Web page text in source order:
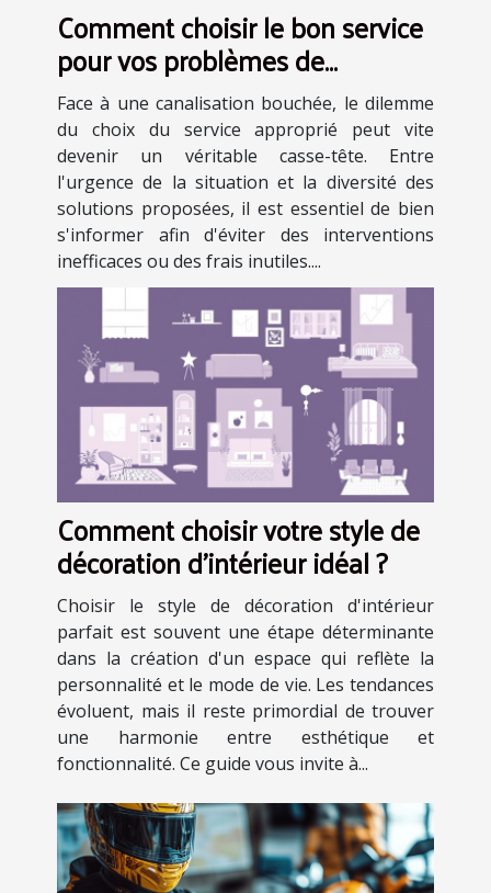
Comment choisir le bon service
pour vos problèmes de
canalisations obstruées ?
Face à une canalisation bouchée, le dilemme
du choix du service approprié peut vite
devenir un véritable casse-tête. Entre
l'urgence de la situation et la diversité des
solutions proposées, il est essentiel de bien
s'informer afin d'éviter des interventions
inefficaces ou des frais inutiles....
Comment choisir votre style de
décoration d'intérieur idéal ?
Choisir le style de décoration d'intérieur
parfait est souvent une étape déterminante
dans la création d'un espace qui reflète la
personnalité et le mode de vie. Les tendances
évoluent, mais il reste primordial de trouver
une harmonie entre esthétique et
fonctionnalité. Ce guide vous invite à...